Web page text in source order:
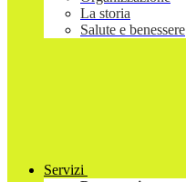
La storia
Salute e benessere
Servizi